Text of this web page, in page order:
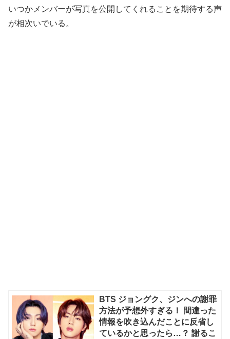
いつかメンバーが写真を公開してくれることを期待する声
が相次いでいる。
BTS ジョングク、ジンへの謝罪
方法が予想外すぎる！ 間違った
情報を吹き込んだことに反省し
ているかと思ったら…？ 謝るこ